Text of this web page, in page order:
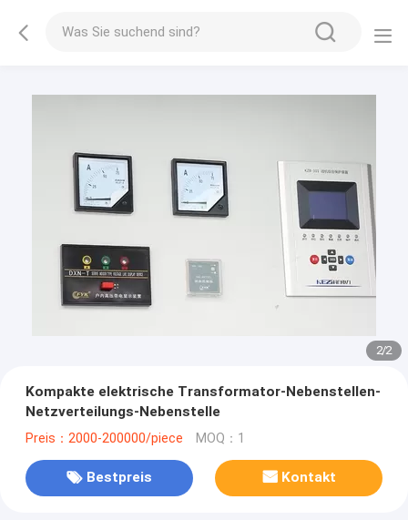
2/2
Kompakte elektrische Transformator-Nebenstellen-
Netzverteilungs-Nebenstelle
Preis：2000-200000/piece MOQ：1
Bestpreis Kontakt